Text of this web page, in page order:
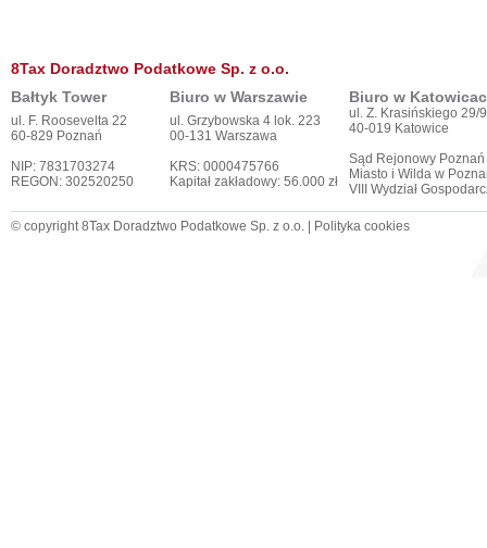
8Tax Doradztwo Podatkowe Sp. z o.o.
Bałtyk Tower
Biuro w Warszawie Biuro w
ul. F. Roosevelta 22
60-829 Poznań
NIP: 7831703274
REGON: 302520250
ul. Grzybowska 4 lok. 223
00-131 Warszawa
KRS: 0000475766
Kapitał zakładowy: 56.000 zł
ul. Z. Krasińskiego 29/9
40-019 Katowice
Sąd Rejonowy
Miasto i Wilda w
VIII Wydział
© copyright 8Tax Doradztwo Podatkowe Sp. z o.o. | Polityka cookies